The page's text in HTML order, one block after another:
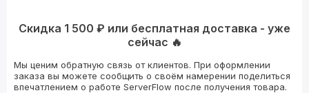
Скидка 1 500 ₽ или бесплатная доставка - уже
сейчас 🔥
Мы ценим обратную связь от клиентов. При оформлении
заказа вы можете сообщить о своём намерении поделиться
впечатлением о работе ServerFlow после получения товара.